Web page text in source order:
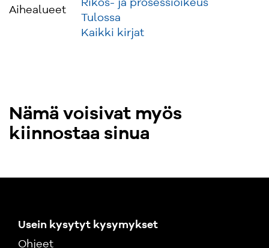
Aihealueet
Rikos- ja prosessioikeus
Tulossa
Kaikki kirjat
Nämä voisivat myös
kiinnostaa sinua
Usein kysytyt kysymykset
Ohjeet